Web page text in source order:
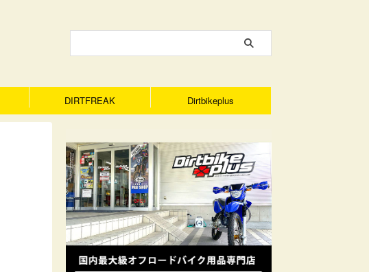
DIRTFREAK Dirtbikeplus